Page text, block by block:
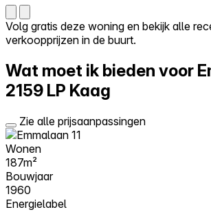
Zelf kopen
Reviews
Prijzen
Probeer Walter gratis
Volg gratis deze woning en bekijk alle
verkoopprijzen in de buurt.
Wat moet ik bieden voor
2159 LP Kaag
Zie alle prijsaanpassingen
Wonen
187m²
Bouwjaar
1960
Energielabel